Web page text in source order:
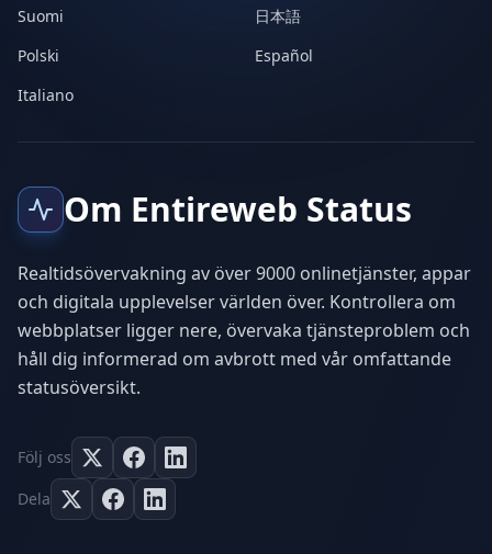
Suomi
日本語
Polski
Español
Italiano
Om Entireweb Status
Realtidsövervakning av över 9000 onlinetjänster, appar
och digitala upplevelser världen över. Kontrollera om
webbplatser ligger nere, övervaka tjänsteproblem och
håll dig informerad om avbrott med vår omfattande
statusöversikt.
Följ oss
Dela